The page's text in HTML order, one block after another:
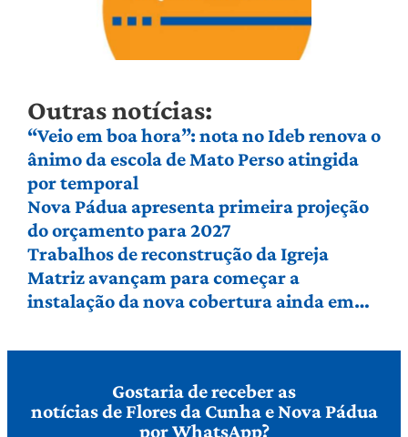
Outras notícias:
“Veio em boa hora”: nota no Ideb renova o
ânimo da escola de Mato Perso atingida
por temporal
Nova Pádua apresenta primeira projeção
do orçamento para 2027
Trabalhos de reconstrução da Igreja
Matriz avançam para começar a
instalação da nova cobertura ainda em
Gostaria de receber as
notícias de Flores da Cunha e Nova Pádua
por WhatsApp?